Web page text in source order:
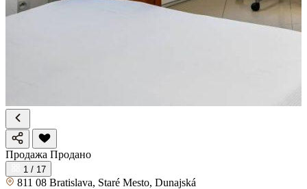
Продажа Продано
1 / 17
811 08 Bratislava, Staré Mesto, Dunajská